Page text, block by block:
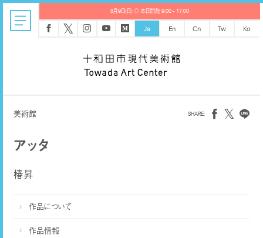
8月9日(日) ◎ 本日開館 9:00 - 17:00
𝕏 Ja En Cn Tw Ko
美術館 𝕏
アッタ
椿昇
作品について
作品情報